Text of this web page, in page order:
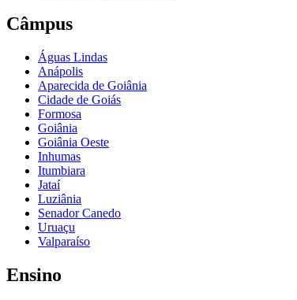
Câmpus
Águas Lindas
Anápolis
Aparecida de Goiânia
Cidade de Goiás
Formosa
Goiânia
Goiânia Oeste
Inhumas
Itumbiara
Jataí
Luziânia
Senador Canedo
Uruaçu
Valparaíso
Ensino